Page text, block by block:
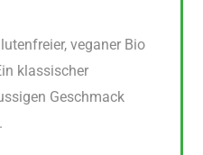
veganer Bio
klassischer
Geschmack